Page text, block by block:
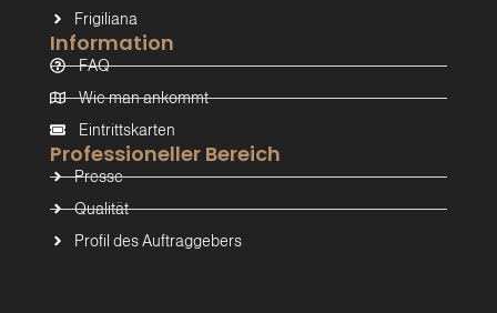
Professioneller Bereich
Presse
Qualität
Profil des Auftraggebers
Information
FAQ
Wie man ankommt
Eintrittskarten
Frigiliana